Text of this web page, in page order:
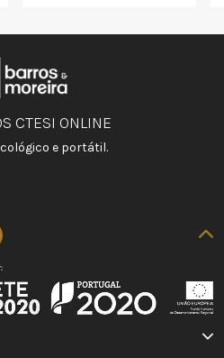
CTESI ONLINE
e portátil.